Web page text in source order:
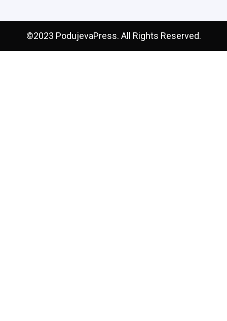
©2023 PodujevaPress. All Rights Reserved.